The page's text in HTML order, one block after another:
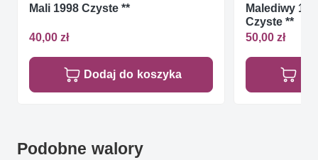
Mali 1998 Czyste **
40,00 zł
Dodaj do koszyka
Malediwy
Czyste **
50,00 zł
Podobne walory